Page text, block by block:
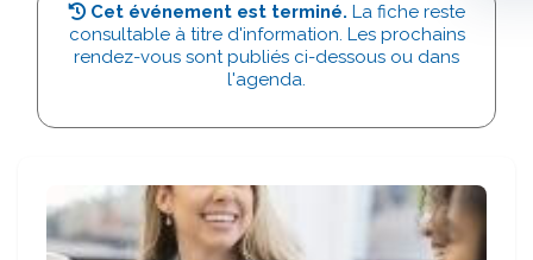
Cet événement est terminé. La fiche reste
consultable à titre d'information. Les prochains
rendez-vous sont publiés ci-dessous ou dans
l'agenda.